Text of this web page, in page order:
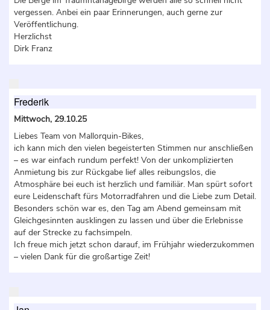
vergessen. Anbei ein paar Erinnerungen, auch gerne zur
Veröffentlichung.
Herzlichst
Dirk Franz
Frederik
Mittwoch, 29.10.25
Liebes Team von Mallorquin-Bikes,
ich kann mich den vielen begeisterten Stimmen nur anschließen
– es war einfach rundum perfekt! Von der unkomplizierten
Anmietung bis zur Rückgabe lief alles reibungslos, die
Atmosphäre bei euch ist herzlich und familiär. Man spürt sofort
eure Leidenschaft fürs Motorradfahren und die Liebe zum Detail.
Besonders schön war es, den Tag am Abend gemeinsam mit
Gleichgesinnten ausklingen zu lassen und über die Erlebnisse
auf der Strecke zu fachsimpeln.
Ich freue mich jetzt schon darauf, im Frühjahr wiederzukommen
– vielen Dank für die großartige Zeit!